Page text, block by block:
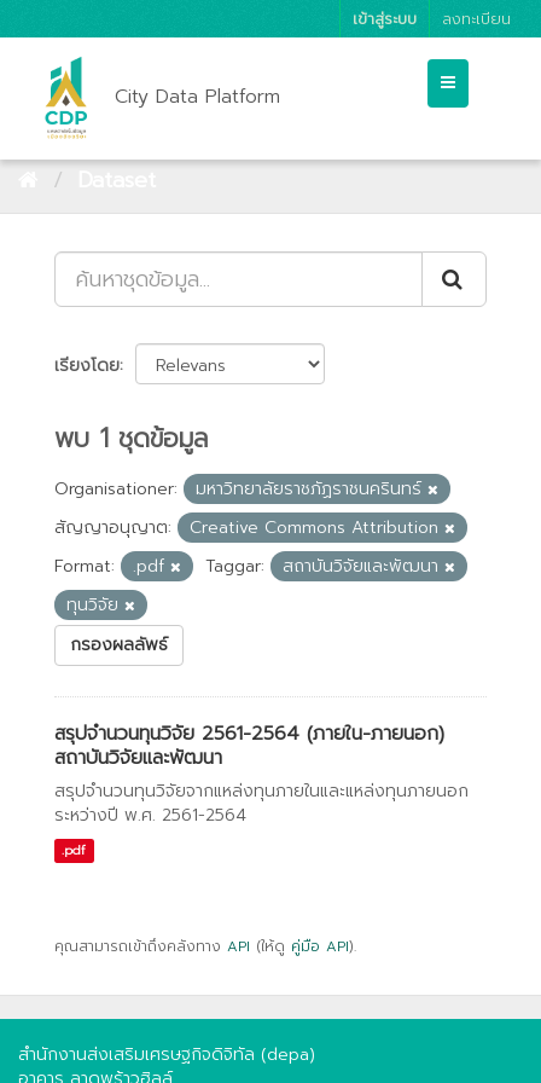
เข้าสู่ระบบ ลงทะเบียน
City Data Platform
เรียงโดย
พบ 1 ชุดข้อมูล
Organisationer:
มหาวิทยาลัยราชภัฏราชนครินทร์
สัญญาอนุญาต:
Creative Commons Attribution
Format:
.pdf Taggar:
สถาบันวิจัยและพัฒนา
ทุนวิจัย
กรองผลลัพธ์
สรุปจำนวนทุนวิจัย 2561-2564 (ภายใน-ภายนอก)
สถาบันวิจัยและพัฒนา
สรุปจำนวนทุนวิจัยจากแหล่งทุนภายในและแหล่งทุนภายนอก
ระหว่างปี พ.ศ. 2561-2564
.pdf
คุณสามารถเข้าถึงคลังทาง API (ให้ดู คู่มือ API).
สำนักงานส่งเสริมเศรษฐกิจดิจิทัล (depa)